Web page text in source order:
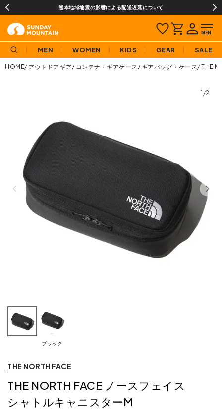
熊本地域地震の影響による配送遅延について
MEN WOMEN KIDS GEAR SALE
HOME アウトドアギア コンテナ・ギアケース ギアバッグ・ケース THE
1/2
ブラック
THE NORTH FACE
THE NORTH FACE ノースフェイス
シャトルキャニスターM